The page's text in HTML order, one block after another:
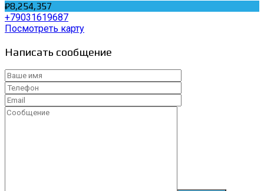
₽8,254,357
+79031619687
Посмотреть карту
Написать сообщение